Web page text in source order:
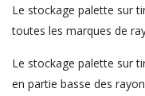
Le stockage palette sur
toutes les marques de
Le stockage palette sur
en partie basse des